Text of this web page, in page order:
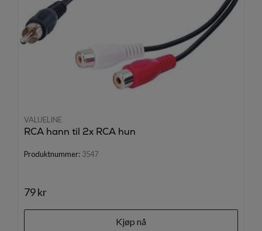
VALUELINE
RCA hann til 2x RCA hun
Produktnummer: 3547
79 kr
Kjøp nå